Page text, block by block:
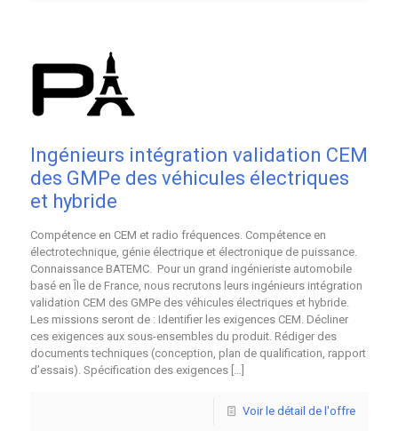
Ingénieurs intégration validation CEM
des GMPe des véhicules électriques
et hybride
Compétence en CEM et radio fréquences. Compétence en
électrotechnique, génie électrique et électronique de puissance.
Connaissance BATEMC. Pour un grand ingénieriste automobile
basé en Île de France, nous recrutons leurs ingénieurs intégration
validation CEM des GMPe des véhicules électriques et hybride.
Les missions seront de : Identifier les exigences CEM. Décliner
ces exigences aux sous-ensembles du produit. Rédiger des
documents techniques (conception, plan de qualification, rapport
d’essais). Spécification des exigences[…]
Voir le détail de l'offre